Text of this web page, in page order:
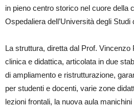
in pieno centro storico nel cuore della
Ospedaliera dell’Università degli Studi
La struttura, diretta dal Prof. Vincenzo
clinica e didattica, articolata in due
di ampliamento e ristrutturazione,
per studenti e docenti, varie zone
lezioni frontali, la nuova aula